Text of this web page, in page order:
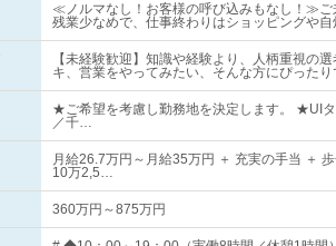
≪ノルマなし！お客様の呼び込みもなし！≫
残業少なめで、仕事終わりはショッピングや自
【未経験歓迎】知識や経験より、人柄重視
キ、営業をやってみたい、そんな方にぴったり
★ご希望を考慮し勤務地を決定します。 ★UI
／千…
月給26.7万円～月給35万円 ＋ 充実の手当 ＋
10万2,5…
360万円～875万円